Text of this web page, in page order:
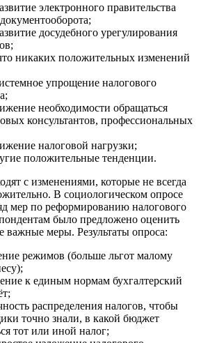
электронного правительства
досудебного урегулирования
никаких положительных изменений
упрощение налогового
необходимости обращаться
консультантов, профессиональных
налоговой нагрузки;
положительные тенденции.
с изменениями, которые не всегда
В социологическом опросе
мер по реформированию налогового
было предложено оценить
важные меры. Результаты опроса:
режимов (больше льгот малому
к единым нормам бухгалтерский
распределения налогов, чтобы
точно знали, в какой бюджет
тот или иной налог;